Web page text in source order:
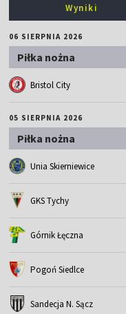
Wyniki
06 SIERPNIA 2026
Piłka nożna
Bristol City
05 SIERPNIA 2026
Piłka nożna
Unia Skierniewice
GKS Tychy
Górnik Łęczna
Pogoń Siedlce
Sandecja N. Sącz